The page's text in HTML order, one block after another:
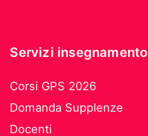
Servizi insegnamento
Corsi GPS 2026
Domanda Supplenze
Docenti